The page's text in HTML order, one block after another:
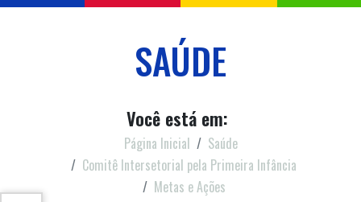
SAÚDE
Você está em:
Página Inicial
Saúde
Comitê Intersetorial pela Primeira Infância
Metas e Ações